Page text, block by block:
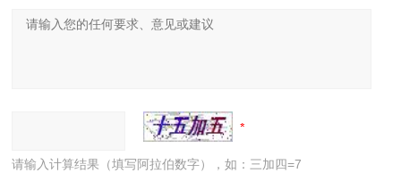
请输入计算结果（填写阿拉伯数字），如：三加四=7